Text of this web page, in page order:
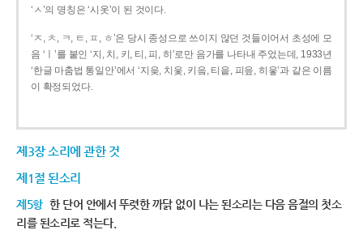
‘ㅅ’의 명칭은 ‘시옷’이 된 것이다.
‘ㅈ, ㅊ, ㅋ, ㅌ, ㅍ, ㅎ’은 당시 종성으로 쓰이지 않던 것들이어서 초성에 모
음 ‘ㅣ’를 붙인 ‘지, 치, 키, 티, 피, 히’로만 음가를 나타내 주었는데, 1933년
‘한글 마춤법 통일안’에서 ‘지읒, 치읓, 키읔, 티읕, 피읖, 히읗’과 같은 이름
이 확정되었다.
제3장 소리에 관한 것
제1절 된소리
제5항 한 단어 안에서 뚜렷한 까닭 없이 나는 된소리는 다음 음절의 첫소
리를 된소리로 적는다.